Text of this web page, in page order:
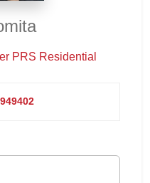
PRS Residential